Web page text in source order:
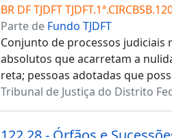
BR DF TJDFT
Parte de Fundo TJDFT
Conjunto de processos judiciais
absolutos que acarretam a
reta; pessoas adotadas que
Tribunal de Justiça do Distrito